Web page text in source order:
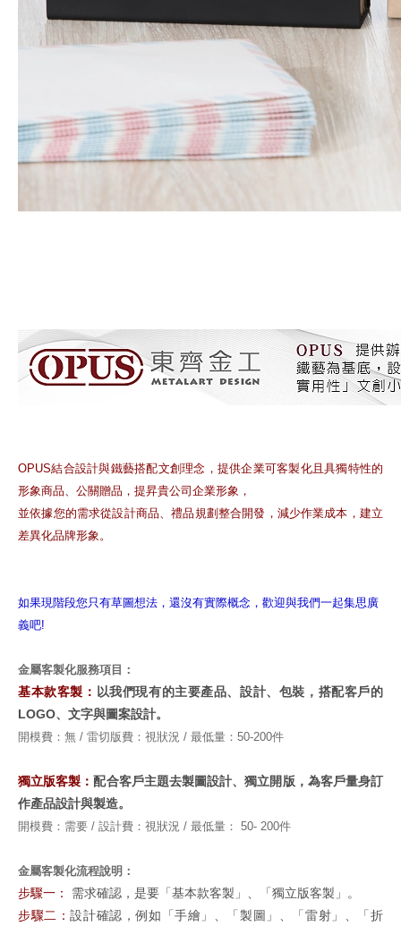
OPUS結合設計與鐵藝搭配文創理念，提供企業可客製化且具獨特性的
形象商品、公關贈品，提昇貴公司企業形象，
並依據您的需求從設計商品、禮品規劃整合開發，減少作業成本，建立
差異化品牌形象。
如果現階段您只有草圖想法，還沒有實際概念，歡迎與我們一起集思廣
義吧!
金屬客製化服務項目：
基本款客製： 以我們現有的主要產品、設計、包裝，搭配客戶的
LOGO、文字與圖案設計。
開模費：無 / 雷切版費： 視狀況 / 最低量：50-200件
獨立版客製：配合客戶主題去製圖設計、獨立開版，為客戶量身訂
作產品設計與製造。
開模費：需要 / 設計費： 視狀況 / 最低量： 50- 200件
金屬客製化流程說明：
步驟一：
需求確認，是要「基本款客製」、「獨立版客製」。
步驟二：設計確認，例如「手繪」、「製圖」、「雷射」、「折